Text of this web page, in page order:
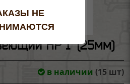
НР 1" (25мм)
в наличии (15 шт)
НЕ